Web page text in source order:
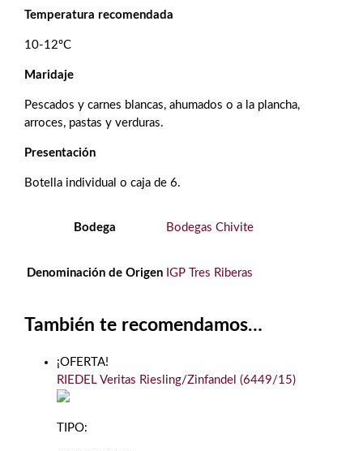
Temperatura recomendada
10-12ºC
Maridaje
Pescados y carnes blancas, ahumados o a la plancha,
arroces, pastas y verduras.
Presentación
Botella individual o caja de 6.
Bodega Bodegas Chivite
Denominación de Origen IGP Tres Riberas
También te recomendamos…
¡OFERTA!
RIEDEL Veritas Riesling/Zinfandel (6449/15)
TIPO: